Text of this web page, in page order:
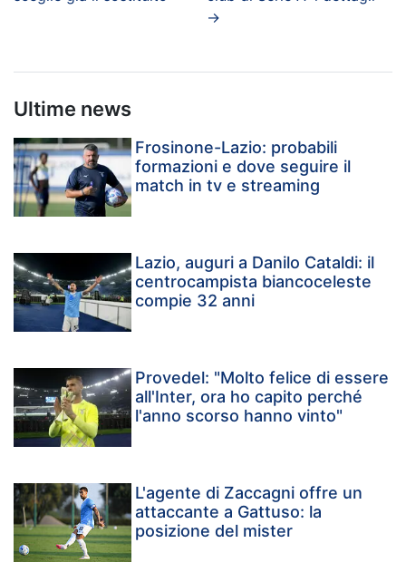
→
Ultime news
Frosinone-Lazio: probabili
formazioni e dove seguire il
match in tv e streaming
Lazio, auguri a Danilo Cataldi: il
centrocampista biancoceleste
compie 32 anni
Provedel: "Molto felice di essere
all'Inter, ora ho capito perché
l'anno scorso hanno vinto"
L'agente di Zaccagni offre un
attaccante a Gattuso: la
posizione del mister